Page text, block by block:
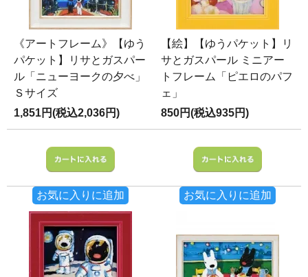
《アートフレーム》【ゆう
パケット】リサとガスパー
ル「ニューヨークの夕べ」
Ｓサイズ
1,851円(税込2,036円)
お気に入りに追加
【絵】【ゆうパケット】リ
サとガスパール ミニアー
トフレーム「ピエロのパフ
ェ」
850円(税込935円)
お気に入りに追加